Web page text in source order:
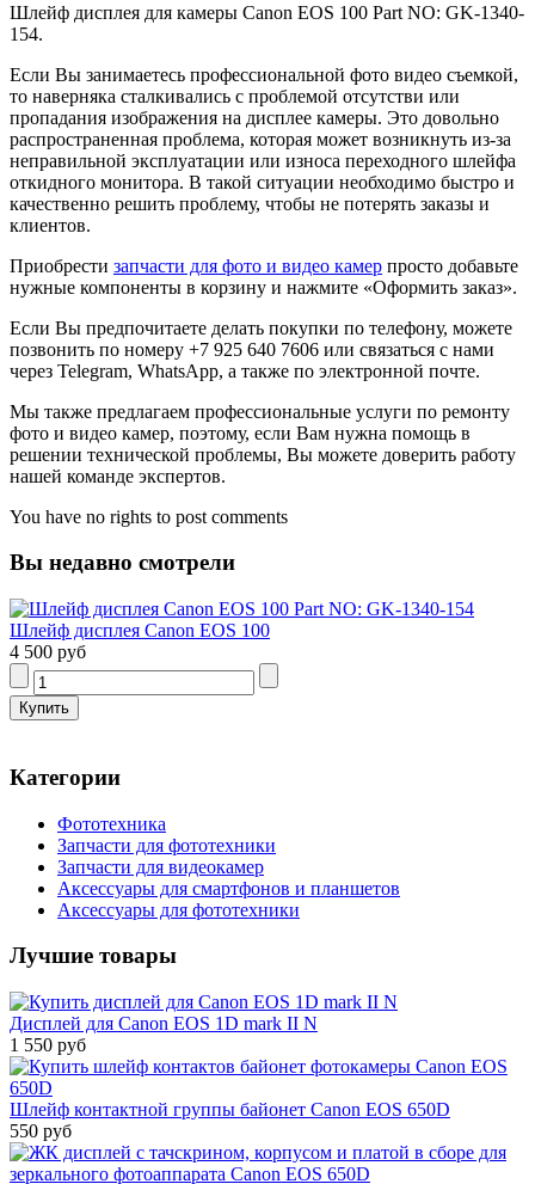
Шлейф дисплея для камеры Canon EOS 100 Part NO: GK-1340-
154.
Если Вы занимаетесь профессиональной фото видео съемкой,
то наверняка сталкивались с проблемой отсутстви или
пропадания изображения на дисплее камеры. Это довольно
распространенная проблема, которая может возникнуть из-за
неправильной эксплуатации или износа переходного шлейфа
откидного монитора. В такой ситуации необходимо быстро и
качественно решить проблему, чтобы не потерять заказы и
клиентов.
Приобрести запчасти для фото и видео камер просто добавьте
нужные компоненты в корзину и нажмите «Оформить заказ».
Если Вы предпочитаете делать покупки по телефону, можете
позвонить по номеру +7 925 640 7606 или связаться с нами
через Telegram, WhatsApp, а также по электронной почте.
Мы также предлагаем профессиональные услуги по ремонту
фото и видео камер, поэтому, если Вам нужна помощь в
решении технической проблемы, Вы можете доверить работу
нашей команде экспертов.
You have no rights to post comments
Вы недавно смотрели
Шлейф дисплея Canon EOS 100
4 500 руб
Категории
Фототехника
Запчасти для фототехники
Запчасти для видеокамер
Аксессуары для смартфонов и планшетов
Аксессуары для фототехники
Лучшие товары
Дисплей для Canon EOS 1D mark II N
1 550 руб
Шлейф контактной группы байонет Canon EOS 650D
550 руб